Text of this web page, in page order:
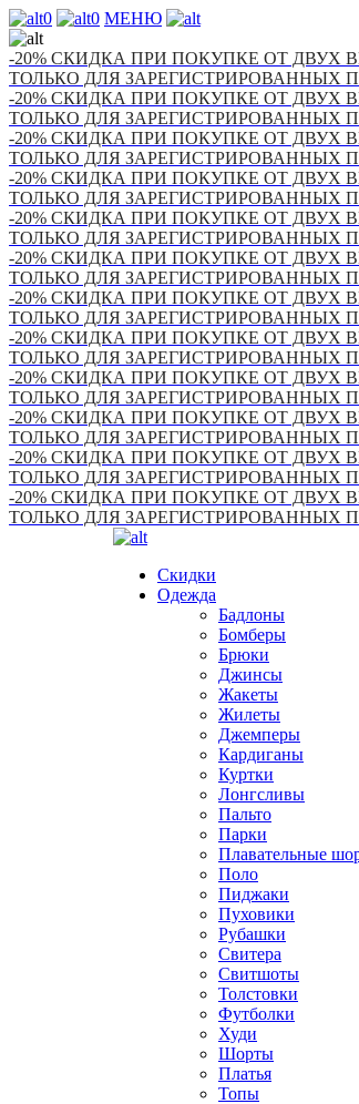
0 0 МЕНЮ
-20% СКИДКА ПРИ ПОКУПКЕ ОТ ДВУХ
ТОЛЬКО ДЛЯ ЗАРЕГИСТРИРОВАННЫХ
-20% СКИДКА ПРИ ПОКУПКЕ ОТ ДВУХ
ТОЛЬКО ДЛЯ ЗАРЕГИСТРИРОВАННЫХ
-20% СКИДКА ПРИ ПОКУПКЕ ОТ ДВУХ
ТОЛЬКО ДЛЯ ЗАРЕГИСТРИРОВАННЫХ
-20% СКИДКА ПРИ ПОКУПКЕ ОТ ДВУХ
ТОЛЬКО ДЛЯ ЗАРЕГИСТРИРОВАННЫХ
-20% СКИДКА ПРИ ПОКУПКЕ ОТ ДВУХ
ТОЛЬКО ДЛЯ ЗАРЕГИСТРИРОВАННЫХ
-20% СКИДКА ПРИ ПОКУПКЕ ОТ ДВУХ
ТОЛЬКО ДЛЯ ЗАРЕГИСТРИРОВАННЫХ
-20% СКИДКА ПРИ ПОКУПКЕ ОТ ДВУХ
ТОЛЬКО ДЛЯ ЗАРЕГИСТРИРОВАННЫХ
-20% СКИДКА ПРИ ПОКУПКЕ ОТ ДВУХ
ТОЛЬКО ДЛЯ ЗАРЕГИСТРИРОВАННЫХ
-20% СКИДКА ПРИ ПОКУПКЕ ОТ ДВУХ
ТОЛЬКО ДЛЯ ЗАРЕГИСТРИРОВАННЫХ
-20% СКИДКА ПРИ ПОКУПКЕ ОТ ДВУХ
ТОЛЬКО ДЛЯ ЗАРЕГИСТРИРОВАННЫХ
-20% СКИДКА ПРИ ПОКУПКЕ ОТ ДВУХ
ТОЛЬКО ДЛЯ ЗАРЕГИСТРИРОВАННЫХ
-20% СКИДКА ПРИ ПОКУПКЕ ОТ ДВУХ
ТОЛЬКО ДЛЯ ЗАРЕГИСТРИРОВАННЫХ
Скидки
Одежда
Бадлоны
Бомберы
Брюки
Джинсы
Жакеты
Жилеты
Джемперы
Кардиганы
Куртки
Лонгсливы
Пальто
Парки
Плавательные
Поло
Пиджаки
Пуховики
Рубашки
Свитера
Свитшоты
Толстовки
Футболки
Худи
Шорты
Платья
Топы